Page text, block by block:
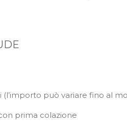
può variare fino al
prima colazione